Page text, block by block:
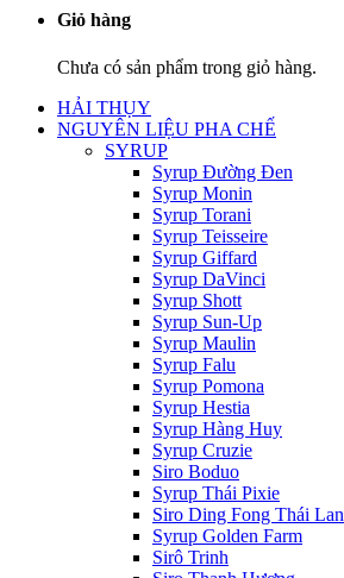
Giỏ hàng
Chưa có sản phẩm trong giỏ hàng.
HẢI THỤY
NGUYÊN LIỆU PHA CHẾ
SYRUP
Syrup Đường Đen
Syrup Monin
Syrup Torani
Syrup Teisseire
Syrup Giffard
Syrup DaVinci
Syrup Shott
Syrup Sun-Up
Syrup Maulin
Syrup Falu
Syrup Pomona
Syrup Hestia
Syrup Hàng Huy
Syrup Cruzie
Siro Boduo
Syrup Thái Pixie
Siro Ding Fong Thái Lan
Syrup Golden Farm
Sirô Trinh